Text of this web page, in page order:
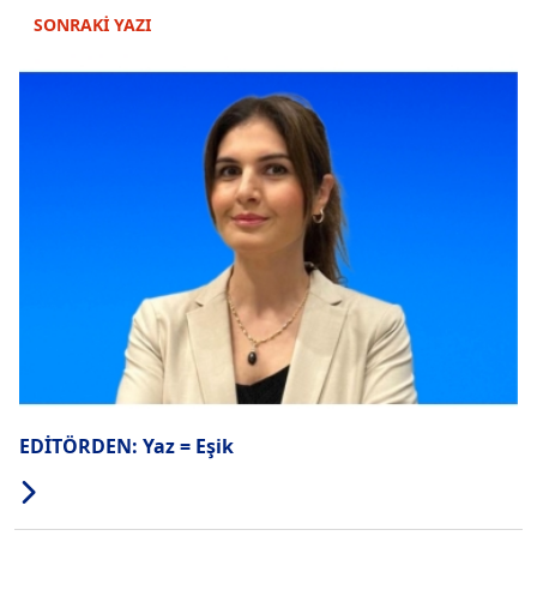
SONRAKİ YAZI
EDİTÖRDEN: Yaz = Eşik